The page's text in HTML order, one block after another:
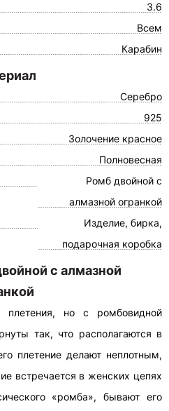
3.6
Всем
Карабин
Серебро
925
Золочение красное
Полновесная
Ромб двойной с
алмазной огранкой
Изделие, бирка,
подарочная коробка
с алмазной
плетения, но с ромбовидной
так, что располагаются в
плетение делают неплотным,
встречается в женских цепях
«ромба», бывают его